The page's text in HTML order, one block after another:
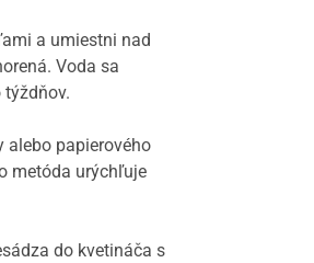
a umiestni nad
Voda sa
alebo papierového
metóda urýchľuje
do kvetináča s